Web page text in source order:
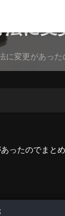
に
変更があった
ったのでまとめ